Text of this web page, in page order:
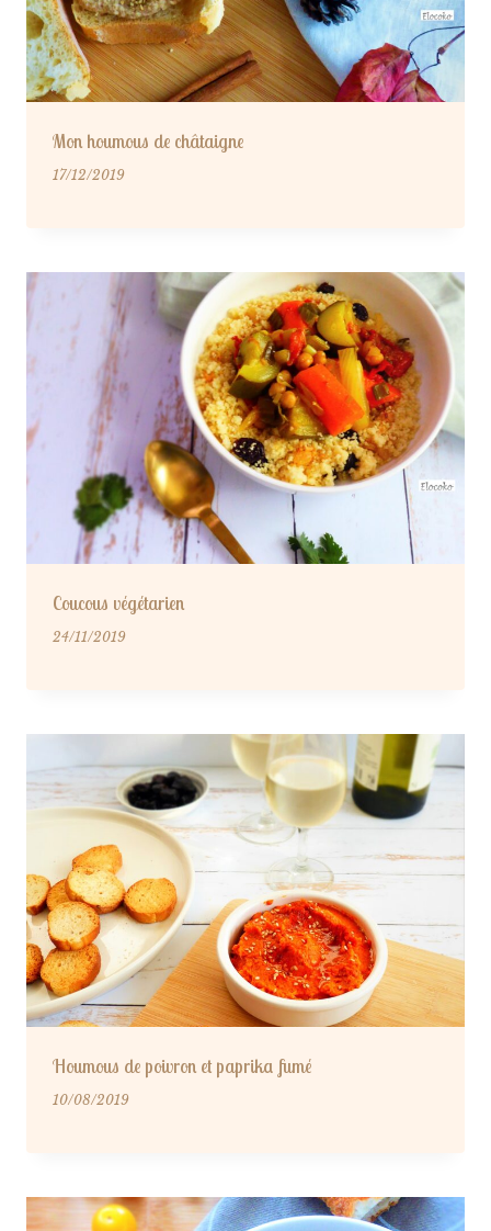
Mon houmous de châtaigne
17/12/2019
Coucous végétarien
24/11/2019
Houmous de poivron et paprika fumé
10/08/2019